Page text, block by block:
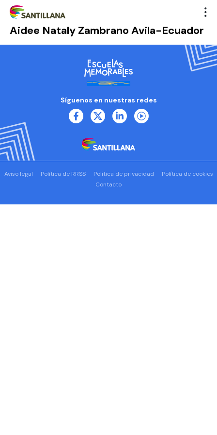
Aidee Nataly Zambrano Avila-Ecuador
Síguenos en nuestras redes
Aviso legal Política de RRSS Política de privacidad
Política de cookies
Contacto